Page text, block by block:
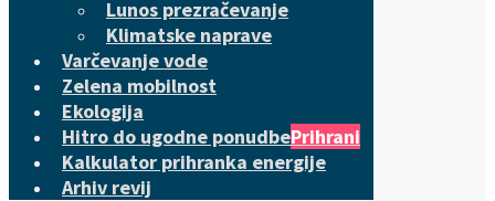
Lunos prezračevanje
Klimatske naprave
Varčevanje vode
Zelena mobilnost
Ekologija
Hitro do ugodne ponudbePrihrani
Kalkulator prihranka energije
Arhiv revij